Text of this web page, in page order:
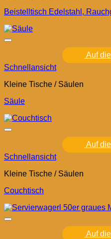
Beistelltisch Edelstahl,
Auf
Schnellansicht
Kleine Tische / Säulen
Säule
Auf
Schnellansicht
Kleine Tische / Säulen
Couchtisch
Auf